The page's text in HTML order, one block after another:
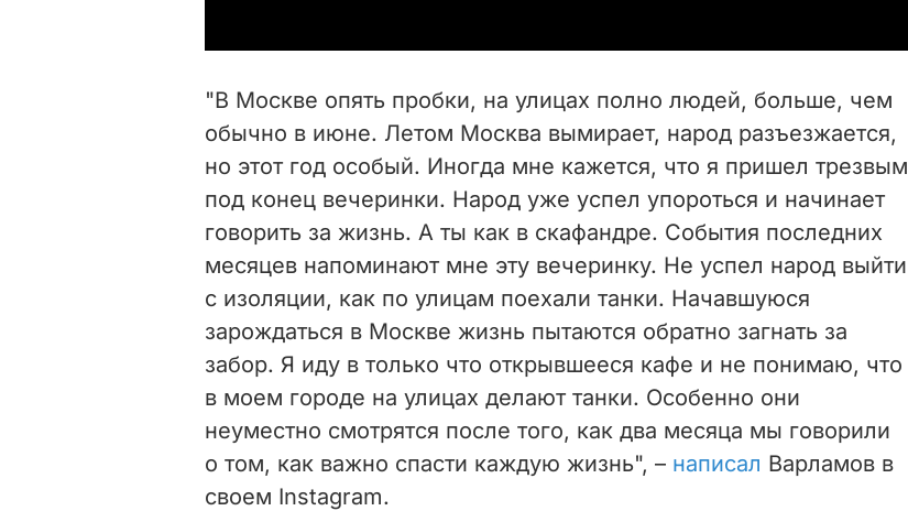
i
d
e
o
"В Москве опять пробки, на улицах полно людей, больше, чем
обычно в июне. Летом Москва вымирает, народ разъезжается,
но этот год особый. Иногда мне кажется, что я пришел трезвым
под конец вечеринки. Народ уже успел упороться и начинает
говорить за жизнь. А ты как в скафандре. События последних
месяцев напоминают мне эту вечеринку. Не успел народ выйти
с изоляции, как по улицам поехали танки. Начавшуюся
зарождаться в Москве жизнь пытаются обратно загнать за
забор. Я иду в только что открывшееся кафе и не понимаю, что
в моем городе на улицах делают танки. Особенно они
неуместно смотрятся после того, как два месяца мы говорили
о том, как важно спасти каждую жизнь", – написал Варламов в
своем Instagram.